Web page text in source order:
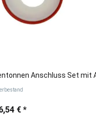
Anschluss Set mit
€ *